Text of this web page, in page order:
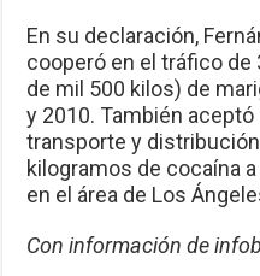
En su declaración,
cooperó en el tráfico
de mil 500 kilos) de
y 2010. También aceptó
transporte y
kilogramos de cocaína
en el área de Los
Con información de